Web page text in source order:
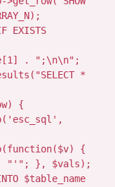
. "'"; }, $vals);